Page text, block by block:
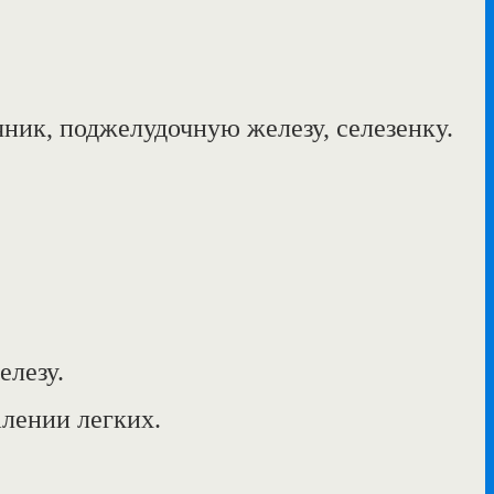
поджелудочную железу, селезенку.
легких.